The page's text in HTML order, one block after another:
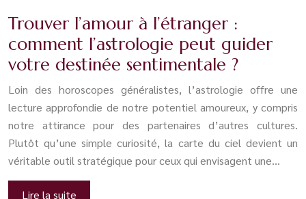
Trouver l’amour à l’étranger :
comment l’astrologie peut guider
votre destinée sentimentale ?
Loin des horoscopes généralistes, l’astrologie offre une
lecture approfondie de notre potentiel amoureux, y compris
notre attirance pour des partenaires d’autres cultures.
Plutôt qu’une simple curiosité, la carte du ciel devient un
véritable outil stratégique pour ceux qui envisagent une…
Lire la suite